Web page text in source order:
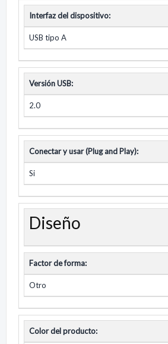
Interfaz del dispositivo:
USB tipo A
Versión USB:
2.0
Conectar y usar (Plug and Play):
Si
Diseño
Factor de forma:
Otro
Color del producto: